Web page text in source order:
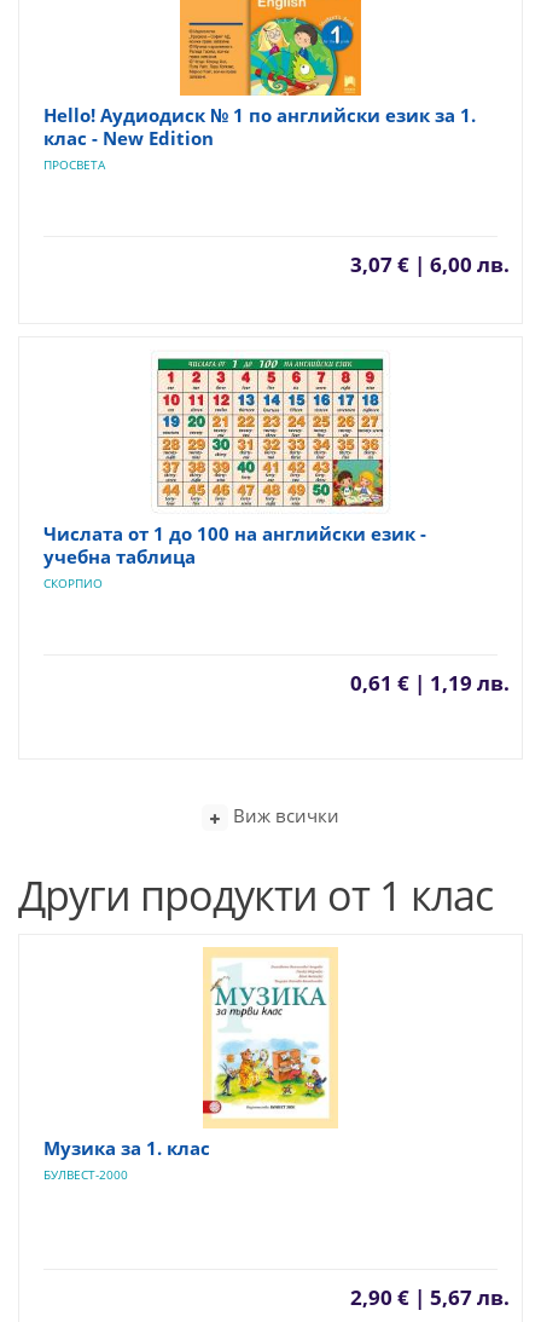
Hello! Аудиодиск № 1 по английски език за 1.
клас - New Edition
ПРОСВЕТА
3,07 € | 6,00 лв.
Числата от 1 до 100 на английски език -
учебна таблица
СКОРПИО
0,61 € | 1,19 лв.
Виж всички
Други продукти от 1 клас
Музика за 1. клас
БУЛВЕСТ-2000
2,90 € | 5,67 лв.